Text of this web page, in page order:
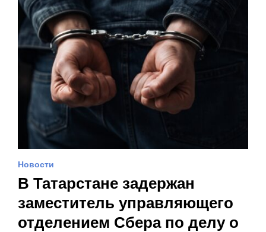
Новости
В Татарстане задержан
заместитель управляющего
отделением Сбера по делу о